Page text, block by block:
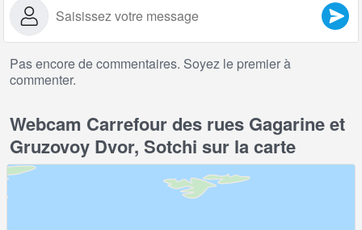
Pas encore de commentaires. Soyez le premier à
commenter.
Webcam Carrefour des rues Gagarine et
Gruzovoy Dvor, Sotchi sur la carte